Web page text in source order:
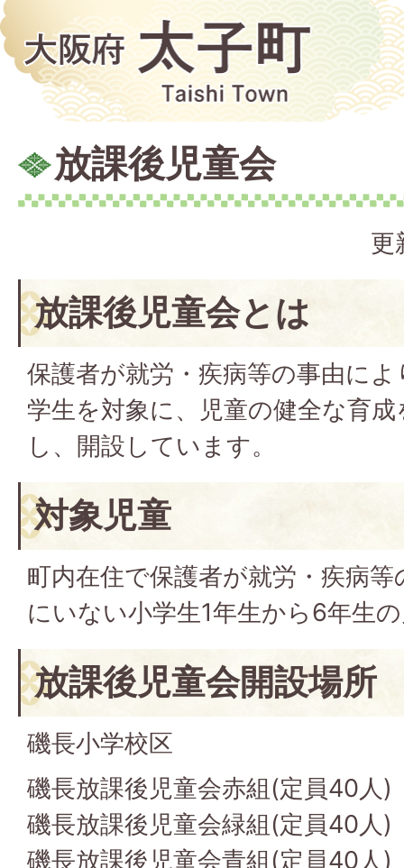
放課後児童会
更
放課後児童会とは
保護者が就労・疾病等の事由に
学生を対象に、児童の健全な育
し、開設しています。
対象児童
町内在住で保護者が就労・疾病
にいない小学生1年生から6年生
放課後児童会開設場所
磯長小学校区
磯長放課後児童会赤組(定員40人)
磯長放課後児童会緑組(定員40人)
磯長放課後児童会青組(定員40人)